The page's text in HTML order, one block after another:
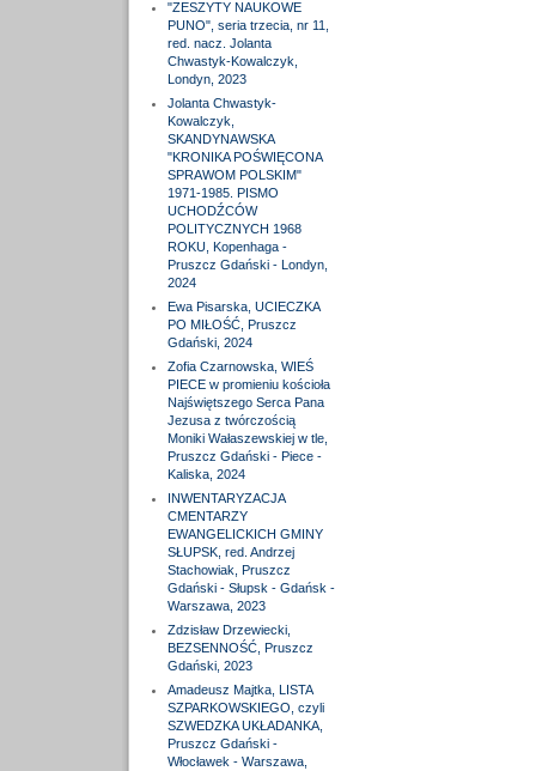
"ZESZYTY NAUKOWE
PUNO", seria trzecia, nr 11,
red. nacz. Jolanta
Chwastyk-Kowalczyk,
Londyn, 2023
Jolanta Chwastyk-
Kowalczyk,
SKANDYNAWSKA
"KRONIKA POŚWIĘCONA
SPRAWOM POLSKIM"
1971-1985. PISMO
UCHODŹCÓW
POLITYCZNYCH 1968
ROKU, Kopenhaga -
Pruszcz Gdański - Londyn,
2024
Ewa Pisarska, UCIECZKA
PO MIŁOŚĆ, Pruszcz
Gdański, 2024
Zofia Czarnowska, WIEŚ
PIECE w promieniu kościoła
Najświętszego Serca Pana
Jezusa z twórczością
Moniki Wałaszewskiej w tle,
Pruszcz Gdański - Piece -
Kaliska, 2024
INWENTARYZACJA
CMENTARZY
EWANGELICKICH GMINY
SŁUPSK, red. Andrzej
Stachowiak, Pruszcz
Gdański - Słupsk - Gdańsk -
Warszawa, 2023
Zdzisław Drzewiecki,
BEZSENNOŚĆ, Pruszcz
Gdański, 2023
Amadeusz Majtka, LISTA
SZPARKOWSKIEGO, czyli
SZWEDZKA UKŁADANKA,
Pruszcz Gdański -
Włocławek - Warszawa,